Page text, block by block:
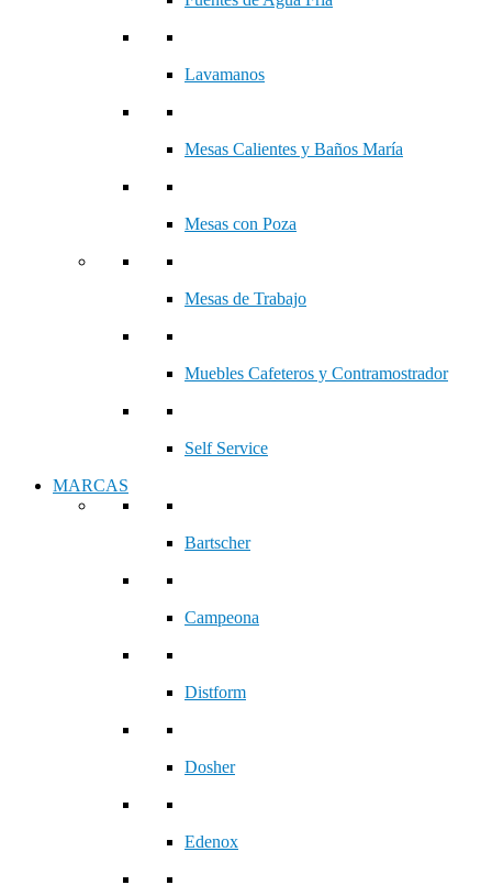
Lavamanos
Mesas Calientes y Baños María
Mesas con Poza
Mesas de Trabajo
Muebles Cafeteros y Contramostrador
Self Service
MARCAS
Bartscher
Campeona
Distform
Dosher
Edenox